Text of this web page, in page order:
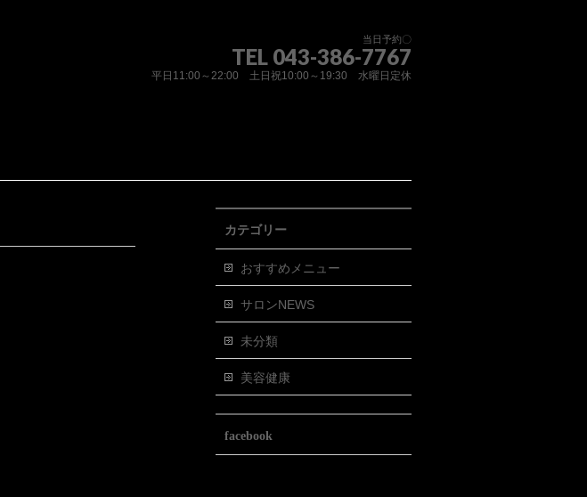
当日予約〇
TEL 043-386-7767
平日11:00～22:00 土日祝10:00～19:30 水曜日定休
カテゴリー
おすすめメニュー
サロンNEWS
未分類
美容健康
facebook